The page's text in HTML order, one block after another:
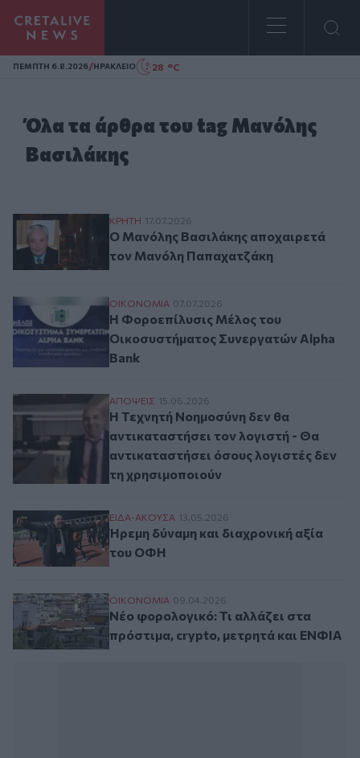
Homepage
ΠΕΜΠΤΗ 6.8.2026/ΗΡΑΚΛΕΙΟ 28 °C
Όλα τα άρθρα του tag Μανόλης
Βασιλάκης
Ο Μανόλης Βασιλάκης αποχαιρετά τον
ΚΡΗΤΗ 17.07.2026
Ο Μανόλης Βασιλάκης αποχαιρετά
τον Μανόλη Παπαχατζάκη
Η Φοροεπίλυσις Μέλος του
ΟΙΚΟΝΟΜΙΑ 07.07.2026
Η Φοροεπίλυσις Μέλος του
Οικοσυστήματος Συνεργατών Alpha
Bank
Η Τεχνητή Νοημοσύνη δεν θα
ΑΠΟΨΕΙΣ 15.06.2026
Η Τεχνητή Νοημοσύνη δεν θα
αντικαταστήσει τον λογιστή - Θα
αντικαταστήσει όσους λογιστές δεν
τη χρησιμοποιούν
Ήρεμη δύναμη και διαχρονική αξία του
ΕΙΔΑ-ΑΚΟΥΣΑ 13.05.2026
Ήρεμη δύναμη και διαχρονική αξία
του ΟΦΗ
Νέο φορολογικό: Τι αλλάζει στα
ΟΙΚΟΝΟΜΙΑ 09.04.2026
Νέο φορολογικό: Τι αλλάζει στα
πρόστιμα, crypto, μετρητά και ΕΝΦΙΑ